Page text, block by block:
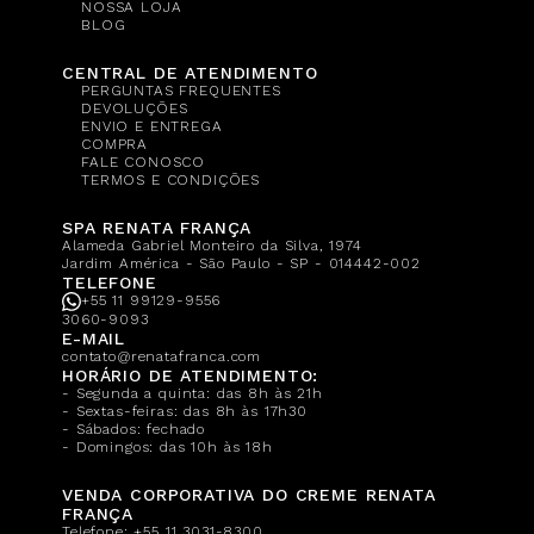
NOSSA LOJA
BLOG
CENTRAL DE ATENDIMENTO
PERGUNTAS FREQUENTES
DEVOLUÇÕES
ENVIO E ENTREGA
COMPRA
FALE CONOSCO
TERMOS E CONDIÇÕES
SPA RENATA FRANÇA
Alameda Gabriel Monteiro da Silva, 1974
Jardim América - São Paulo - SP - 014442-002
TELEFONE
+55 11 99129-9556
3060-9093
E-MAIL
contato@renatafranca.com
HORÁRIO DE ATENDIMENTO:
- Segunda a quinta: das 8h às 21h
- Sextas-feiras: das 8h às 17h30
- Sábados: fechado
- Domingos: das 10h às 18h
VENDA CORPORATIVA DO CREME RENATA
FRANÇA